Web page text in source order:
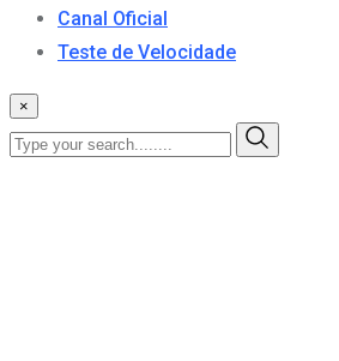
Canal Oficial
Teste de Velocidade
×